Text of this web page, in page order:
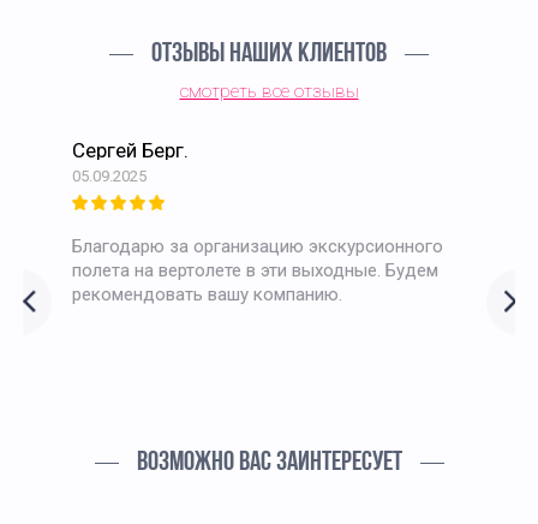
ОТЗЫВЫ НАШИХ КЛИЕНТОВ
смотреть все отзывы
Сергей Берг.
05.09.2025
Благодарю за организацию экскурсионного
полета на вертолете в эти выходные. Будем
рекомендовать вашу компанию.
ВОЗМОЖНО ВАС ЗАИНТЕРЕСУЕТ